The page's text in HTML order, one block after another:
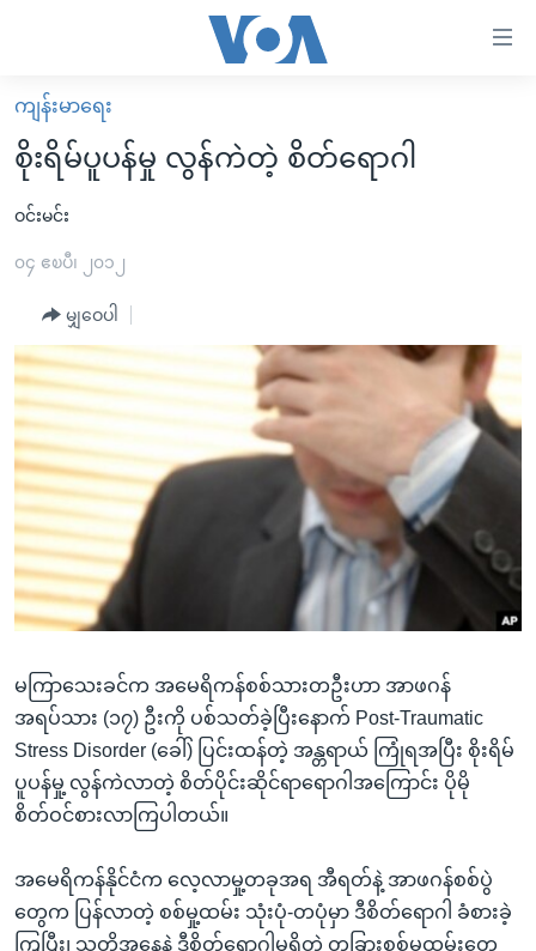
လွယ်ကူ
စေ
များ
အကြောင်းအရာ
သို့
ကျော်
ကြည့်
ရန်
ပင်မ
အ
ညွန်း
စာမျက်နှာ
ကျော်
ကြည့်
ရှာဖွေ
ရန်
ရန်
မူလစာမျက်နှာ
မြန်မာ
ကမ္ဘာ့သတင်းများ
နိုင်ငံတကာ
တရုတ်
အစ္စရေး-ပါလက်စတိုင်း
ဗွီဒီယို
ရပ်ဝန်းတခု လမ်းတခု အလွန်
အင်္ဂလိပ်စာလေ့လာမယ်
အမေရိကန်သုံးအီဒီယံ
မကြေးမုံရဲ့ အင်္ဂလိပ်စာ
ရုပ်ရှင်ထဲက အင်္ဂလိပ်စာ
သုတပဒေသာ အင်္ဂလိပ်စာ
အပတ်စဉ်ကဏ္ဍများ
ရေဒီယို
တီဗွီ
ရေဒီယိုနှင့်ရုပ်သံ အချက်အလက်များ
ရေဒီယို/တီဗွီအစီအစဉ်
Learning English
ဘာသာစကားများ
ကျန်းမာရေး
စိုးရိမ်ပူပန်မှု လွန်ကဲတဲ့ စိတ်ရောဂါ
ဝင်းမင်း
၀၄ ဧၿပီ၊ ၂၀၁၂
မျှဝေပါ
မကြာသေးခင်က အမေရိကန်စစ်သားတဦးဟာ အာဖဂန်
အရပ်သား (၁၇) ဦးကို ပစ်သတ်ခဲ့ပြီးနောက် Post-Traumatic
Stress Disorder (ခေါ်) ပြင်းထန်တဲ့ အန္တရာယ် ကြုံရအပြီး စိုးရိမ်
ပူပန်မှု့ လွန်ကဲလာတဲ့ စိတ်ပိုင်းဆိုင်ရာရောဂါအကြောင်း ပိုမို
စိတ်ဝင်စားလာကြပါတယ်။
အမေရိကန်နိုင်ငံက လေ့လာမှု့တခုအရ အီရတ်နဲ့ အာဖဂန်စစ်ပွဲ
တွေက ပြန်လာတဲ့ စစ်မှု့ထမ်း သုံးပုံ-တပုံမှာ ဒီစိတ်ရောဂါ ခံစားခဲ့
ကြပြီး၊ သူတို့အနေနဲ့ ဒီစိတ်ရောဂါမရှိတဲ့ တခြားစစ်မှု့ထမ်းတွေ